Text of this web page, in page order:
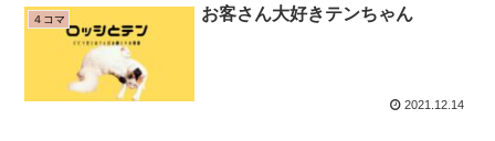
４コマ お客さん大好きテンちゃん
2021.12.14